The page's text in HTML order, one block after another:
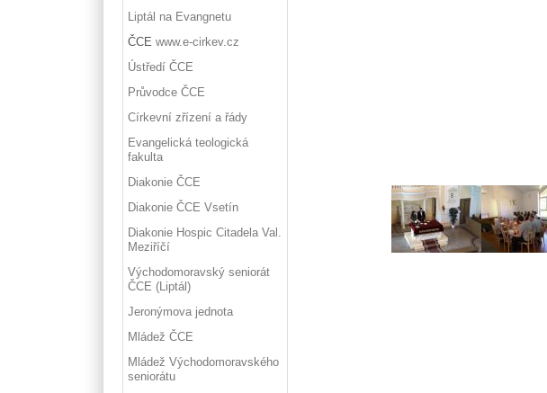
Liptál na Evangnetu
ČCEwww.e-cirkev.cz
Ústředí ČCE
Průvodce ČCE
Církevní zřízení a řády
Evangelická teologická
fakulta
Diakonie ČCE
Diakonie ČCE Vsetín
Diakonie Hospic Citadela Val.
Meziříčí
Východomoravský seniorát
ČCE (Liptál)
Jeronýmova jednota
Mládež ČCE
Mládež Východomoravského
seniorátu